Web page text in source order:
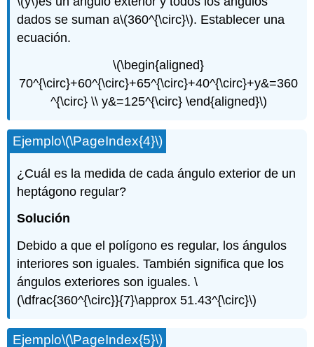
dados se suman a\(360^{\circ}\). Establecer una
ecuación.
\(\begin{aligned}
70^{\circ}+60^{\circ}+65^{\circ}+40^{\circ}+y&=360
^{\circ} \\ y&=125^{\circ} \end{aligned}\)
Ejemplo\(\PageIndex{4}\)
¿Cuál es la medida de cada ángulo exterior de un
heptágono regular?
Solución
Debido a que el polígono es regular, los ángulos
interiores son iguales. También significa que los
ángulos exteriores son iguales.\
(\dfrac{360^{\circ}}{7}\approx 51.43^{\circ}\)
Ejemplo\(\PageIndex{5}\)